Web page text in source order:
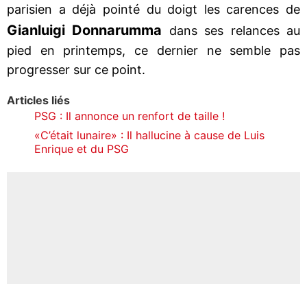
parisien a déjà pointé du doigt les carences de
Gianluigi Donnarumma dans ses relances au
pied en printemps, ce dernier ne semble pas
progresser sur ce point.
Articles liés
PSG : Il annonce un renfort de taille !
«C’était lunaire» : Il hallucine à cause de Luis
Enrique et du PSG